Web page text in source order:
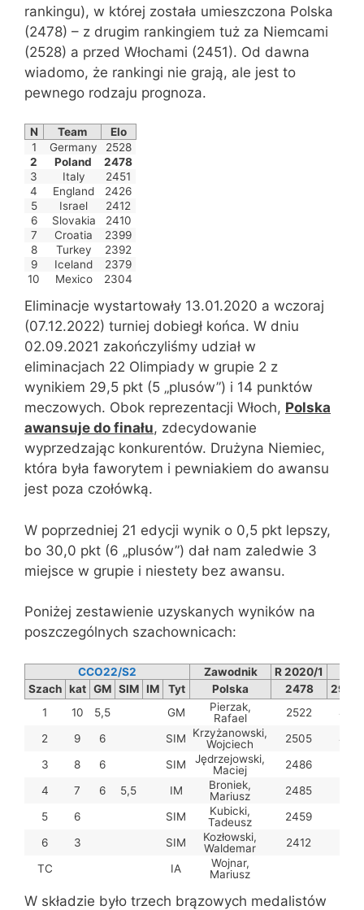
rankingu), w której została umieszczona Polska
(2478) – z drugim rankingiem tuż za Niemcami
(2528) a przed Włochami (2451). Od dawna
wiadomo, że rankingi nie grają, ale jest to
pewnego rodzaju prognoza.
N Team
Elo
1
Germany
2528
2
Poland
2478
3
Italy
2451
4
England
2426
5
Israel
2412
6
Slovakia
2410
7
Croatia
2399
8
Turkey
2392
9
Iceland
2379
10
Mexico 2304
Eliminacje wystartowały 13.01.2020 a wczoraj
(07.12.2022) turniej dobiegł końca. W dniu
02.09.2021 zakończyliśmy udział w
eliminacjach 22 Olimpiady w grupie 2 z
wynikiem 29,5 pkt (5 „plusów”) i 14 punktów
meczowych. Obok reprezentacji Włoch, Polska
awansuje do finału, zdecydowanie
wyprzedzając konkurentów. Drużyna Niemiec,
która była faworytem i pewniakiem do awansu
jest poza czołówką.
W poprzedniej 21 edycji wynik o 0,5 pkt lepszy,
bo 30,0 pkt (6 „plusów”) dał nam zaledwie 3
miejsce w grupie i niestety bez awansu.
Poniżej zestawienie uzyskanych wyników na
poszczególnych szachownicach:
CCO22/S2 Zawodnik R 2020/1
Szach kat GM SIM IM Tyt Polska 2478
29,5/
1
10 5,5 GM
Pierzak,
Rafael
2522
4,5/
2
9 6 SIM
Krzyżanowski,
Wojciech
2505
4,5/
3
8 6 SIM
Jędrzejowski,
Maciej
2486
4
7 6 5,5 IM
Broniek,
Mariusz
2485
5
6 SIM
Kubicki,
Tadeusz
2459
6
3 SIM
Kozłowski,
Waldemar
2412
TC
IA
Wojnar,
Mariusz
W składzie było trzech brązowych medalistów